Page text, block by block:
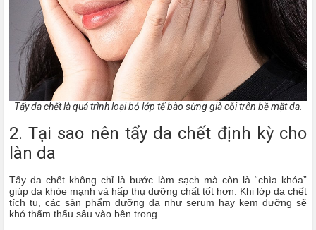
Tẩy da chết là quá trình loại bỏ lớp tế bào sừng già cỗi trên bề mặt da.
2. Tại sao nên tẩy da chết định kỳ cho
làn da
Tẩy da chết không chỉ là bước làm sạch mà còn là “chìa khóa”
giúp da khỏe mạnh và hấp thụ dưỡng chất tốt hơn. Khi lớp da chết
tích tụ, các sản phẩm dưỡng da như serum hay kem dưỡng sẽ
khó thẩm thấu sâu vào bên trong.